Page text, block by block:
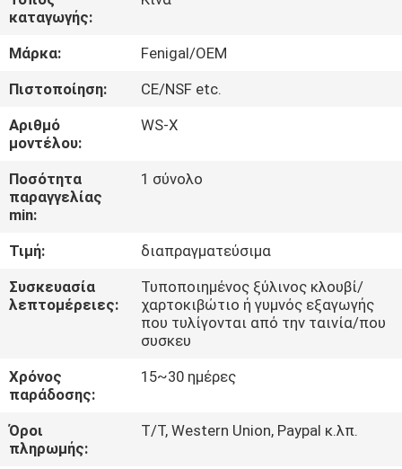
ΕΜΕΊΣ
ΓΎΡΟΣ
ΕΡΓΟΣΤΑΣΊΩΝ
ΠΟΙΟΤΙΚΌΣ
ΈΛΕΓΧΟΣ
ΜΑΣ
ΕΛΆΤΕ
ΜΕ
ΕΙΔΉΣΕΙΣ
καταγωγής:
Μάρκα:
Fenigal/OEM
Πιστοποίηση:
CE/NSF etc.
Αριθμό
μοντέλου:
WS-Χ
Ποσότητα
παραγγελίας
min:
1 σύνολο
Τιμή:
διαπραγματεύσιμα
Συσκευασία
λεπτομέρειες:
Τυποποιημένος ξύλινος κλουβί/
χαρτοκιβώτιο ή γυμνός εξαγωγής
που τυλίγονται από την ταινία/που
συσκευ
Χρόνος
παράδοσης:
15~30 ημέρες
Όροι
πληρωμής:
T/T, Western Union, Paypal κ.λπ.